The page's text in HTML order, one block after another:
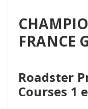
FRANCE
Roadster
Courses 1